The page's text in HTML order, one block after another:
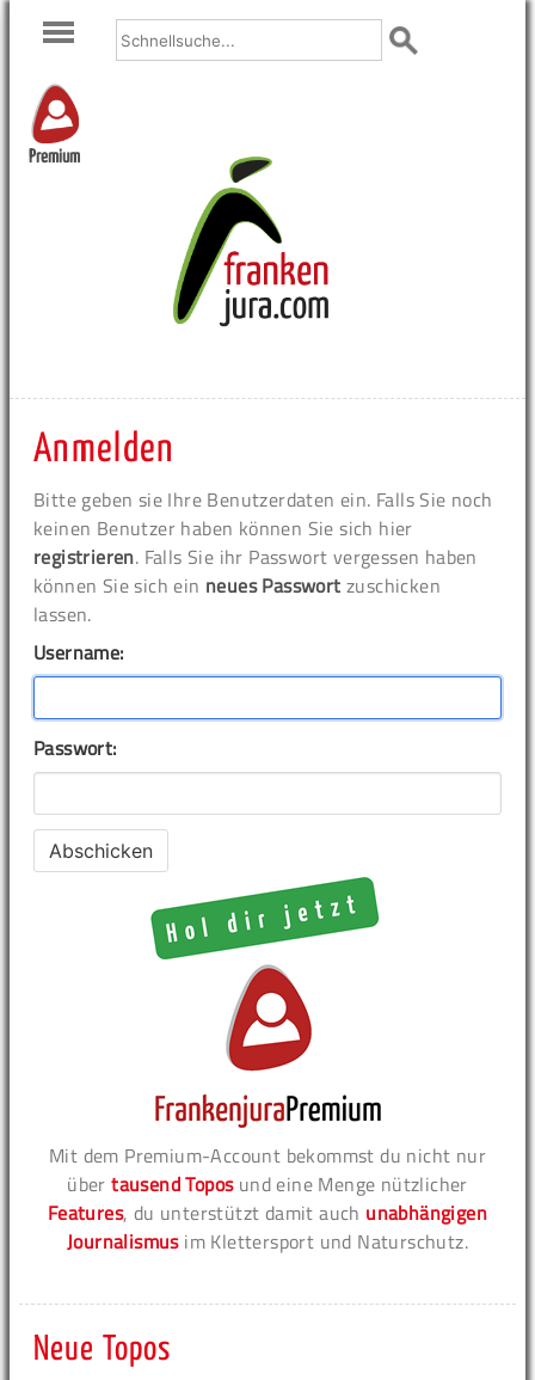
Premium
Anmelden
Bitte geben sie Ihre Benutzerdaten ein. Falls Sie noch
keinen Benutzer haben können Sie sich hier
registrieren. Falls Sie ihr Passwort vergessen haben
können Sie sich ein neues Passwort zuschicken
lassen.
Username:
Passwort:
Mit dem Premium-Account bekommst du nicht nur
übertausend Toposund eine Menge nützlicher
Features, du unterstützt damit auch unabhängigen
Journalismusim Klettersport und Naturschutz.
Neue Topos